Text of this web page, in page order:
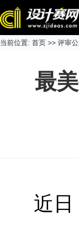
当前位置: 首页 >> 评审
最
近日